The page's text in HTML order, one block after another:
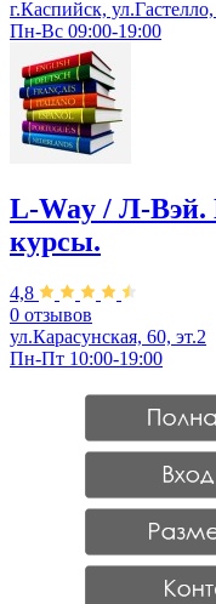
г.Каспийск,
Пн-Вс 09:00-19:00
L-Way / Л-Вэй.
курсы.
4,8
0 отзывов
ул.Карасунская, 60, эт.2
Пн-Пт 10:00-19:00